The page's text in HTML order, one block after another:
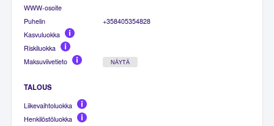
WWW-osoite
Puhelin
+358405354828
Kasvuluokka
Riskiluokka
Maksuviivetieto
NÄYTÄ
TALOUS
Liikevaihtoluokka
Henkilöstöluokka